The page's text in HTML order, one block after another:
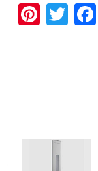
Facebook
Twitter
Pinterest